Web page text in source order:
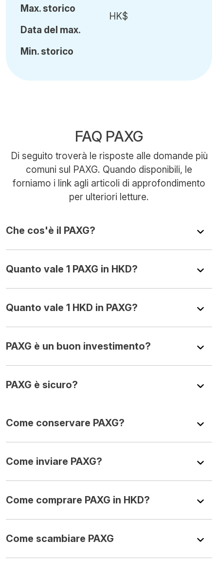
Max. storico
Data del max.
Min. storico
HK$
FAQ PAXG
Di seguito troverà le risposte alle domande più
comuni sul PAXG. Quando disponibili, le
forniamo i link agli articoli di approfondimento
per ulteriori letture.
Che cos'è il PAXG?
Quanto vale 1 PAXG in HKD?
Quanto vale 1 HKD in PAXG?
PAXG è un buon investimento?
PAXG è sicuro?
Come conservare PAXG?
Come inviare PAXG?
Come comprare PAXG in HKD?
Come scambiare PAXG